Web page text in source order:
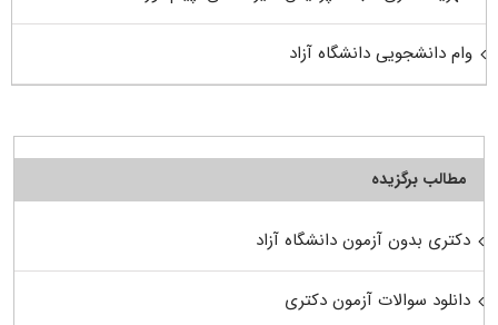
وام دانشجویی دانشگاه آزاد
مطالب برگزیده
دکتری بدون آزمون دانشگاه آزاد
دانلود سوالات آزمون دکتری